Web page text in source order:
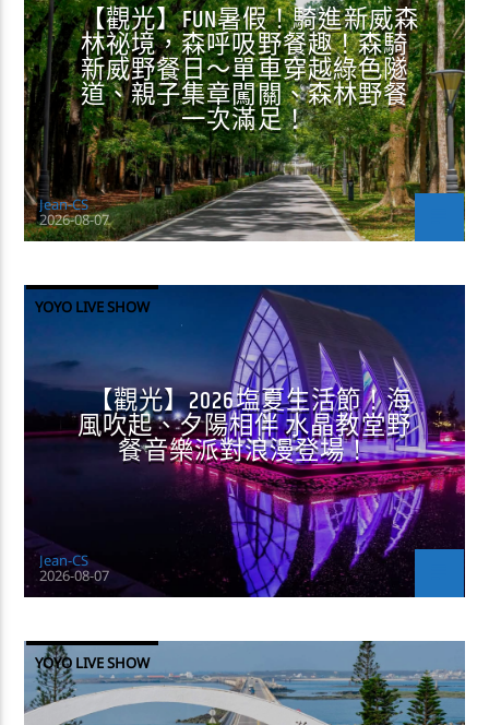
【觀光】FUN暑假！騎進新威森
林祕境，森呼吸野餐趣！森騎
新威野餐日～單車穿越綠色隧
道、親子集章闖關、森林野餐
一次滿足！
Jean-CS
2026-08-07
YOYO LIVE SHOW
【觀光】2026塩夏生活節！海
風吹起、夕陽相伴 水晶教堂野
餐音樂派對浪漫登場！
Jean-CS
2026-08-07
YOYO LIVE SHOW